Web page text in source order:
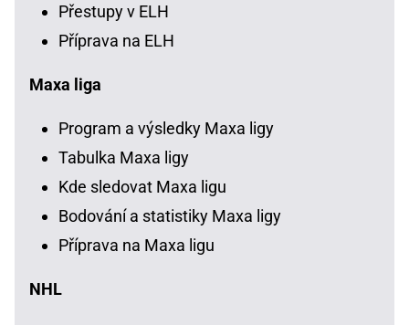
Přestupy v ELH
Příprava na ELH
Maxa liga
Program a výsledky Maxa ligy
Tabulka Maxa ligy
Kde sledovat Maxa ligu
Bodování a statistiky Maxa ligy
Příprava na Maxa ligu
NHL